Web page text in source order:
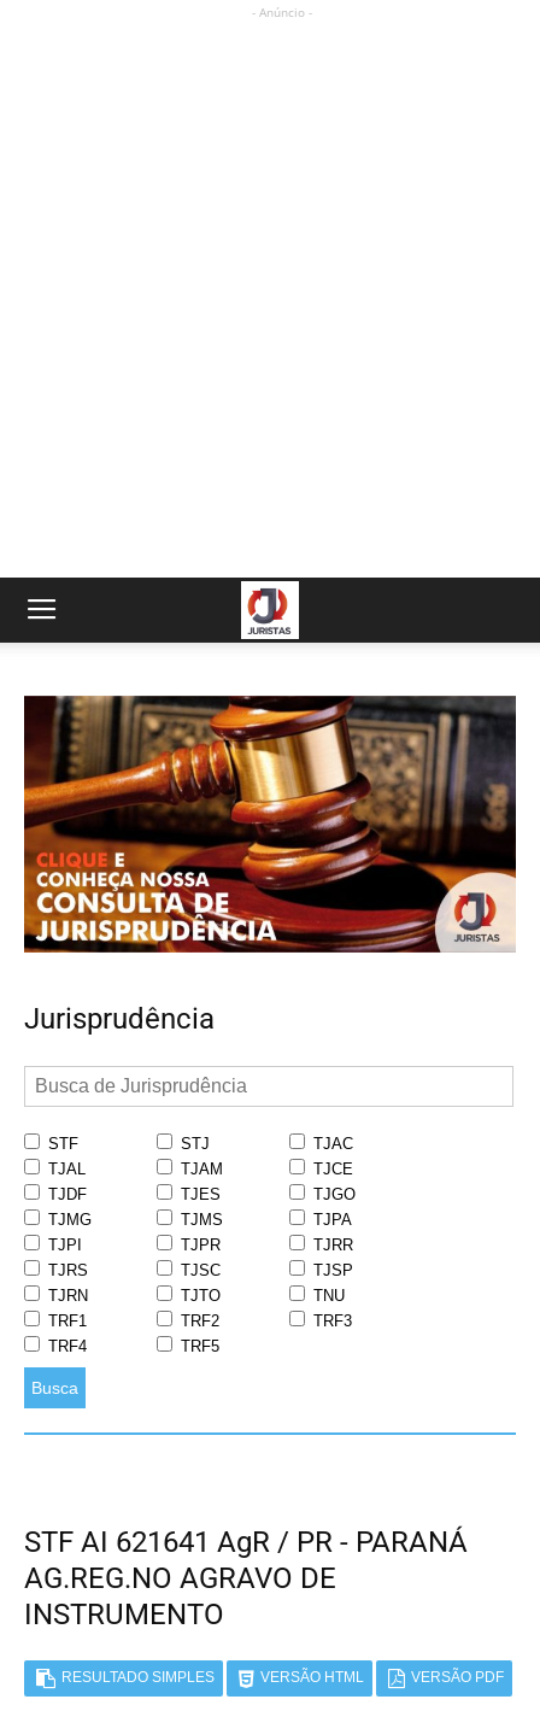
- Anúncio -
Jurisprudência
STF STJ
TJAC
TJAL
TJAM
TJCE
TJDF
TJES
TJGO
TJMG
TJMS
TJPA
TJPI
TJPR
TJRR
TJRS
TJSC
TJSP
TJRN
TJTO
TNU
TRF1
TRF2
TRF3
TRF4
TRF5
Busca
STF AI 621641 AgR / PR - PARANÁ
AG.REG.NO AGRAVO DE
INSTRUMENTO
RESULTADO SIMPLES VERSÃO HTML VERSÃO PDF